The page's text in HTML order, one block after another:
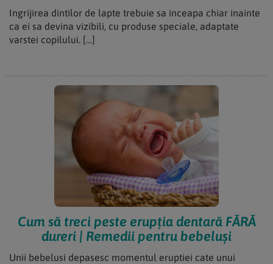
Ingrijirea dintilor de lapte trebuie sa inceapa chiar inainte
ca ei sa devina vizibili, cu produse speciale, adaptate
varstei copilului. […]
Cum să treci peste erupția dentară FĂRĂ
dureri | Remedii pentru bebeluși
Unii bebelusi depasesc momentul eruptiei cate unui